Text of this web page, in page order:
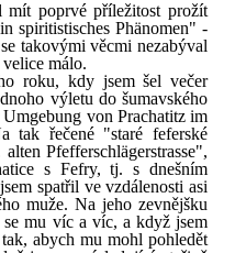
mít poprvé příležitost prožít
spiritistisches Phänomen" -
takovými věcmi nezabýval
málo.
roku, kdy jsem šel večer
výletu do šumavského
von Prachatitz im
tak řečené "staré feferské
Pfefferschlägerstrasse",
s Fefry, tj. s dnešním
spatřil ve vzdálenosti asi
muže. Na jeho zevnějšku
mu víc a víc, a když jsem
abych mu mohl pohledět